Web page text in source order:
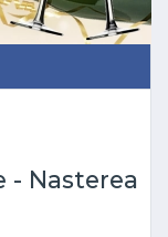
- Nasterea